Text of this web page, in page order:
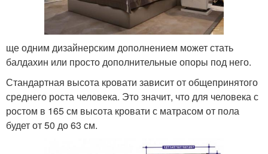
ще одним дизайнерским дополнением может стать
балдахин или просто дополнительные опоры под него.
Стандартная высота кровати зависит от общепринятого
среднего роста человека. Это значит, что для человека с
ростом в 165 см высота кровати с матрасом от пола
будет от 50 до 63 см.